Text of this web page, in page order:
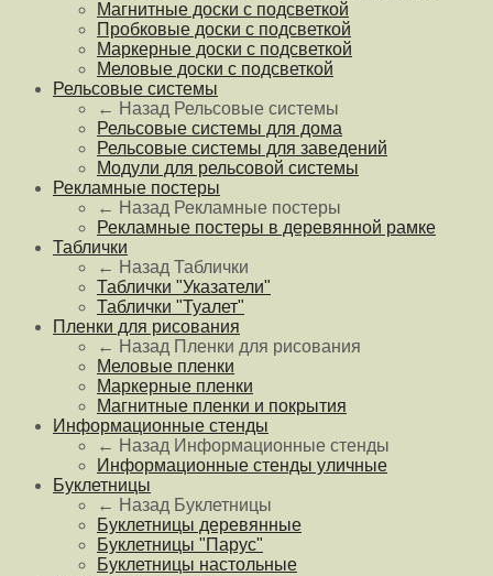
Магнитные доски с подсветкой
Пробковые доски с подсветкой
Маркерные доски с подсветкой
Меловые доски с подсветкой
Рельсовые системы
← Назад Рельсовые системы
Рельсовые системы для дома
Рельсовые системы для заведений
Модули для рельсовой системы
Рекламные постеры
← Назад Рекламные постеры
Рекламные постеры в деревянной рамке
Таблички
← Назад Таблички
Таблички "Указатели"
Таблички "Туалет"
Пленки для рисования
← Назад Пленки для рисования
Меловые пленки
Маркерные пленки
Магнитные пленки и покрытия
Информационные стенды
← Назад Информационные стенды
Информационные стенды уличные
Буклетницы
← Назад Буклетницы
Буклетницы деревянные
Буклетницы "Парус"
Буклетницы настольные